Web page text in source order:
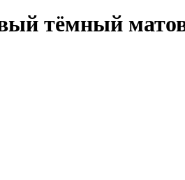
тёмный